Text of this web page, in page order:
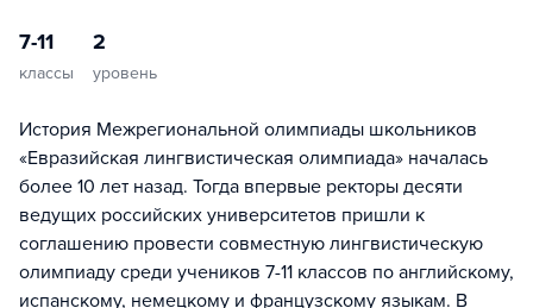
7-11
классы
2
уровень
История Межрегиональной олимпиады школьников
«Евразийская лингвистическая олимпиада» началась
более 10 лет назад. Тогда впервые ректоры десяти
ведущих российских университетов пришли к
соглашению провести совместную лингвистическую
олимпиаду среди учеников 7-11 классов по английскому,
испанскому, немецкому и французскому языкам. В